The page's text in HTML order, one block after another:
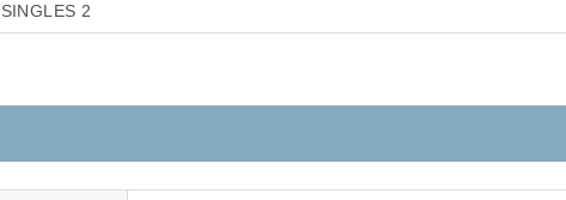
SINGLES 2